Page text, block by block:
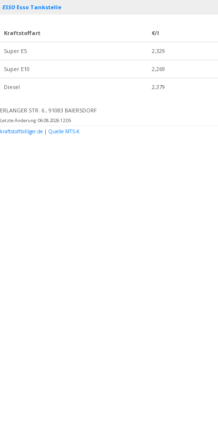
ESSO Esso Tankstelle
Kraftstoffart €/l
Super E5 2,329
Super E10 2,269
Diesel 2,379
ERLANGER STR. 6 , 91083 BAIERSDORF
Letzte Änderung: 06.08.2026 12:05
kraftstoffbilliger.de | Quelle MTS-K